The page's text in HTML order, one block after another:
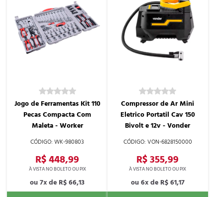
WK-980803
Jogo de Ferramentas Kit 110
Pecas Compacta Com
Maleta - Worker
R$ 448,99
7x de R$ 66,13
VON-6828150000
Compressor de Ar Mini
Eletrico Portatil Cav 150
Bivolt e 12v - Vonder
R$ 355,99
6x de R$ 61,17